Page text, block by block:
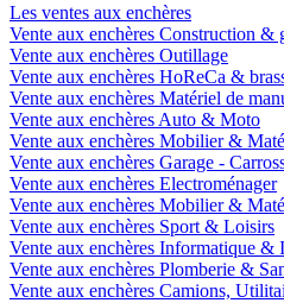
Les ventes aux enchères
Vente aux enchères Construction &
Vente aux enchères Outillage
Vente aux enchères HoReCa &
Vente aux enchères Matériel de
Vente aux enchères Auto & Moto
Vente aux enchères Mobilier &
Vente aux enchères Garage -
Vente aux enchères Electroménager
Vente aux enchères Mobilier &
Vente aux enchères Sport & Loisirs
Vente aux enchères Informatique &
Vente aux enchères Plomberie &
Vente aux enchères Camions,